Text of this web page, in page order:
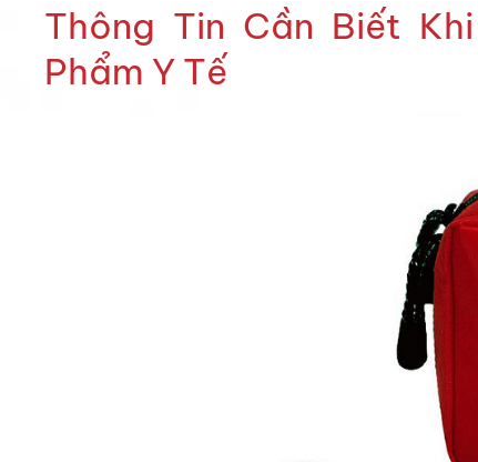
Thông Tin Cần Biết
Phẩm Y Tế